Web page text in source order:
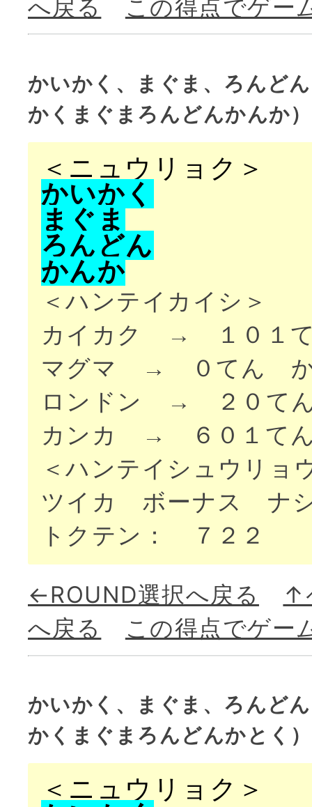
へ戻る
この得点でゲー
かいかく、まぐま、ろんど
かくまぐまろんどんかんか）
＜ニュウリョク＞
かいか く
ま ぐ ま
ろん どん
かんか
＜ハンテイカイシ＞
カイカク → １０１
マグマ → ０てん か
ロンドン → ２０て
カンカ → ６０１て
＜ハンテイシュウリョ
ツイカ ボーナス ナ
トクテン： ７２２
←ROUND選択へ戻る
↑
へ戻る
この得点でゲー
かいかく、まぐま、ろんど
かくまぐまろんどんかとく）
＜ニュウリョク＞